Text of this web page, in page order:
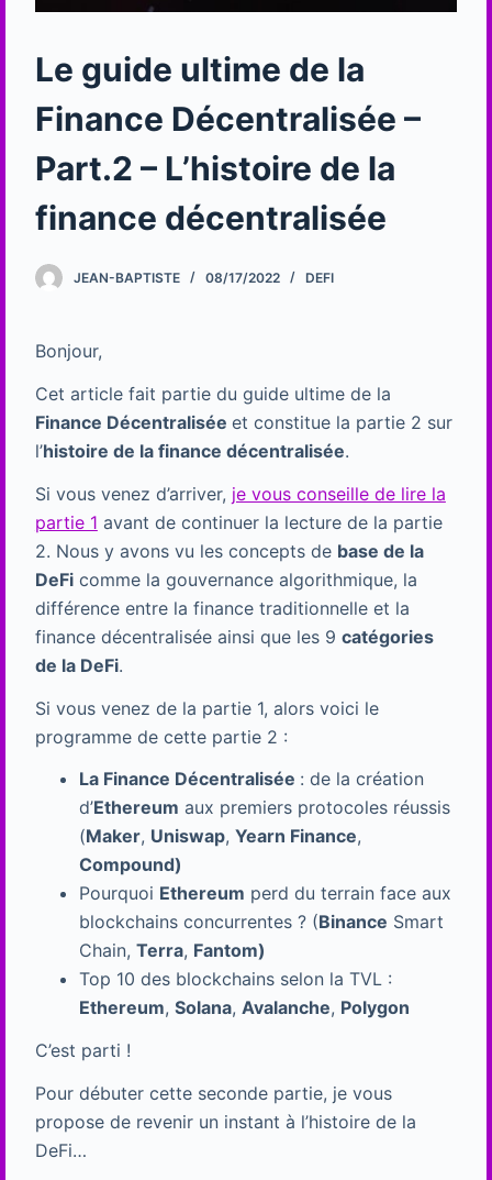
Le guide ultime de la
Finance Décentralisée –
Part.2 – L’histoire de la
finance décentralisée
JEAN-BAPTISTE 08/17/2022 DEFI
Bonjour,
Cet article fait partie du guide ultime de la
Finance Décentralisée et constitue la partie 2 sur
l’histoire de la finance décentralisée.
Si vous venez d’arriver, je vous conseille de lire la
partie 1 avant de continuer la lecture de la partie
2. Nous y avons vu les concepts de base de la
DeFicomme la gouvernance algorithmique, la
différence entre la finance traditionnelle et la
finance décentralisée ainsi que les 9 catégories
de la DeFi.
Si vous venez de la partie 1, alors voici le
programme de cette partie 2 :
La Finance Décentralisée : de la création
d’Ethereum aux premiers protocoles réussis
(Maker, Uniswap, Yearn Finance,
Compound)
Pourquoi Ethereum perd du terrain face aux
blockchains concurrentes ? (Binance Smart
Chain, Terra, Fantom)
Top 10 des blockchains selon la TVL :
Ethereum, Solana, Avalanche, Polygon
C’est parti !
Pour débuter cette seconde partie, je vous
propose de revenir un instant à l’histoire de la
DeFi…